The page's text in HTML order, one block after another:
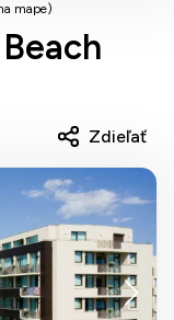
mape)
Zdieľať